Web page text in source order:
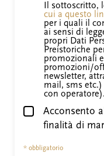
Acconsento
finalità di
Il sottoscritto,
cui a questo
per i quali il
ai sensi di
propri Dati
Preistoriche
promozionali
promozioni/
newsletter,
mail, sms
con operatore).
* obbligatorio